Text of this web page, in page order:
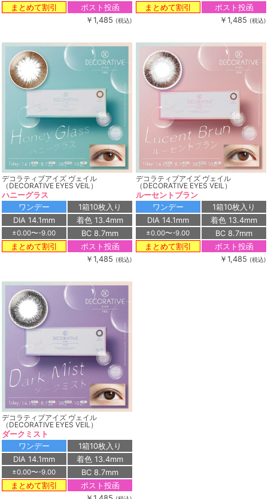
まとめて割引
ポスト投函
￥1,485 (税込)
まとめて割引
ポスト投函
￥1,485 (税込)
デコラティブアイズ ヴェイル
（DECORATIVE EYES VEIL）
ハニーグラス
ワンデー
1箱10枚入り
DIA 14.1mm
着色 13.4mm
±0.00〜-9.00
BC 8.7mm
まとめて割引
ポスト投函
￥1,485 (税込)
デコラティブアイズ ヴェイル
（DECORATIVE EYES VEIL）
ルーセントブラン
ワンデー
1箱10枚入り
DIA 14.1mm
着色 13.4mm
±0.00〜-9.00
BC 8.7mm
まとめて割引
ポスト投函
￥1,485 (税込)
デコラティブアイズ ヴェイル
（DECORATIVE EYES VEIL）
ダークミスト
ワンデー
1箱10枚入り
DIA 14.1mm
着色 13.4mm
±0.00〜-9.00
BC 8.7mm
まとめて割引
ポスト投函